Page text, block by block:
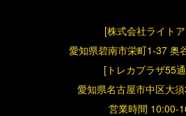
[株式会社ライト
愛知県碧南市栄町1-37 奥
[トレカプラザ55
愛知県名古屋市中区大
営業時間 10:00-